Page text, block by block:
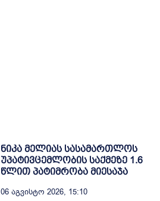
ნიკა მელიას სასამართლოს
უპატივცემლობის საქმეზე 1.6
წლით პატიმრობა მიესაჯა
06 Აგვისტო 2026, 15:10